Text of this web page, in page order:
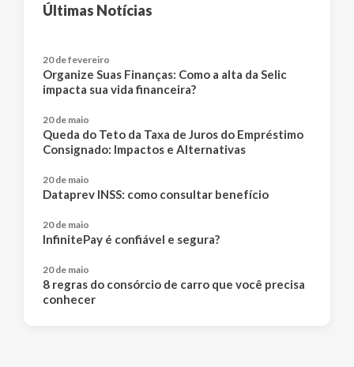
Últimas Notícias
20 de fevereiro
Organize Suas Finanças: Como a alta da Selic
impacta sua vida financeira?
20 de maio
Queda do Teto da Taxa de Juros do Empréstimo
Consignado: Impactos e Alternativas
20 de maio
Dataprev INSS: como consultar benefício
20 de maio
InfinitePay é confiável e segura?
20 de maio
8 regras do consórcio de carro que você precisa
conhecer